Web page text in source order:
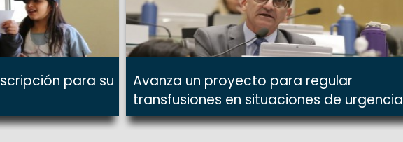
para su
Avanza un proyecto para regular
transfusiones en situaciones de urgencia